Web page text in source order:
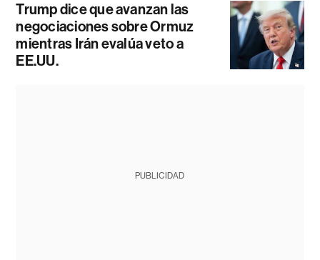
Trump dice que avanzan las
negociaciones sobre Ormuz
mientras Irán evalúa veto a
EE.UU.
PUBLICIDAD